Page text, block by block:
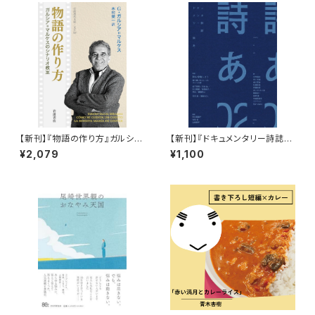
【新刊】『物語の作り方』ガルシア
=マルケス
¥2,079
【新刊】『ドキュメンタリー詩誌
詩あ 02: 詩を投稿しよう 書き続
けることへの、ひとつの扉』
¥1,100